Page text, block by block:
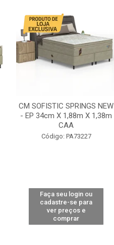
CM SOFISTIC SPRINGS NEW
- EP 34cm X 1,88m X 1,38m
CAA
Código: PA73227
Faça seu login ou
cadastre-se para
ver preços e
comprar